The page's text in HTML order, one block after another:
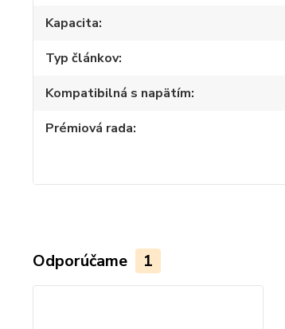
Kapacita
Typ článkov
Kompatibilná s napätím
Prémiová rada
Odporúčame 1